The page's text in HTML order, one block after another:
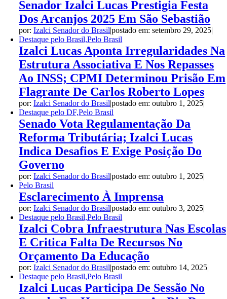
Senador Izalci Lucas Prestigia Festa
Dos Arcanjos 2025 Em São Sebastião
por:Izalci Senador do Brasil|postado em: setembro 29, 2025|
Destaque pelo Brasil,Pelo Brasil
Izalci Lucas Aponta Irregularidades Na
Estrutura Associativa E Nos Repasses
Ao INSS; CPMI Determinou Prisão Em
Flagrante De Carlos Roberto Lopes
por:Izalci Senador do Brasil|postado em: outubro 1, 2025|
Destaque pelo DF,Pelo Brasil
Senado Vota Regulamentação Da
Reforma Tributária; Izalci Lucas
Indica Desafios E Exige Posição Do
Governo
por:Izalci Senador do Brasil|postado em: outubro 1, 2025|
Pelo Brasil
Esclarecimento À Imprensa
por:Izalci Senador do Brasil|postado em: outubro 3, 2025|
Destaque pelo Brasil,Pelo Brasil
Izalci Cobra Infraestrutura Nas Escolas
E Critica Falta De Recursos No
Orçamento Da Educação
por:Izalci Senador do Brasil|postado em: outubro 14, 2025|
Destaque pelo Brasil,Pelo Brasil
Izalci Lucas Participa De Sessão No